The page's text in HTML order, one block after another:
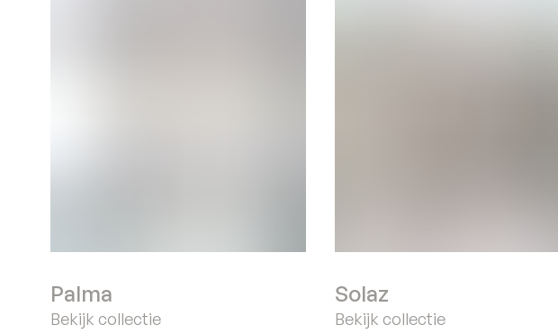
Palma
Bekijk collectie
Solaz
Bekijk collectie